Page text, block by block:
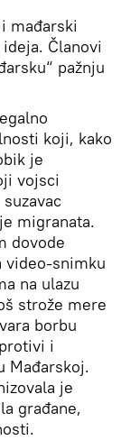
mađarski
Članovi
pažnju
koji, kako
je
vojsci
migranata.
dovode
video-snimku
na ulazu
strože mere
borbu
i
Mađarskoj.
je
građane,